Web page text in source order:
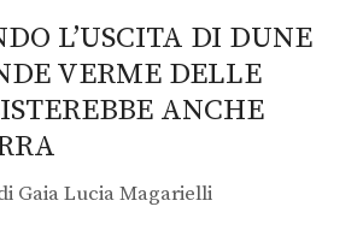
L’USCITA DI DUNE
VERME DELLE
ANCHE
Gaia Lucia Magarielli